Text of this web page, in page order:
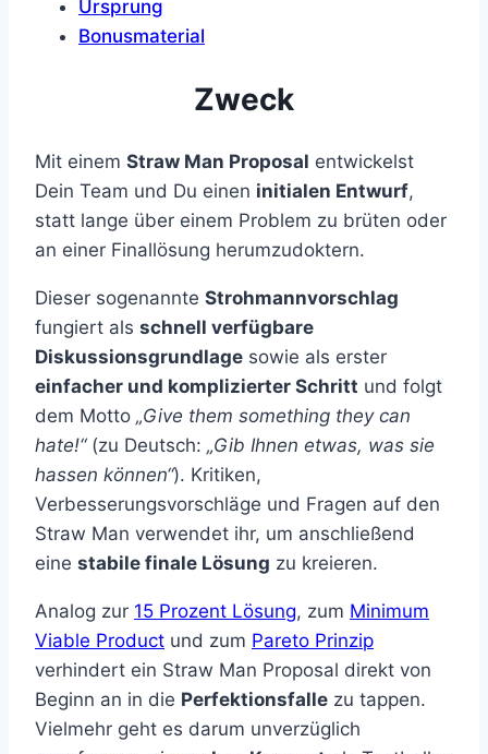
Ursprung
Bonusmaterial
Zweck
Mit einem Straw Man Proposal entwickelst
Dein Team und Du einen initialen Entwurf,
statt lange über einem Problem zu brüten oder
an einer Finallösung herumzudoktern.
Dieser sogenannte Strohmannvorschlag
fungiert als schnell verfügbare
Diskussionsgrundlage sowie als erster
einfacher und komplizierter Schritt und folgt
dem Motto „Give them something they can
hate!“(zu Deutsch: „Gib Ihnen etwas, was sie
hassen können“). Kritiken,
Verbesserungsvorschläge und Fragen auf den
Straw Man verwendet ihr, um anschließend
eine stabile finale Lösung zu kreieren.
Analog zur 15 Prozent Lösung, zum Minimum
Viable Product und zum Pareto Prinzip
verhindert ein Straw Man Proposal direkt von
Beginn an in die Perfektionsfalle zu tappen.
Vielmehr geht es darum unverzüglich